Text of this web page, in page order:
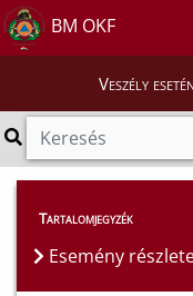
BM OKF
Veszély
Esemény részletei
Tartalomjegyzék
Esemény